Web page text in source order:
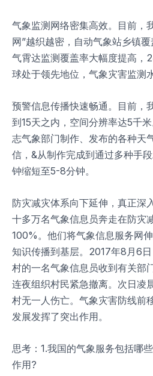
气象监测网络密集高效。目前，
网”越织越密，自动气象站乡镇
气霄达监测覆盖率大幅度提高，
球处于领先地位，气象灾害监测
预警信息传播快速畅通。目前，
到15天之内，空间分辨率达5千
志气象部门制作、发布的各种天
信，&从制作完成到通过多种手
钟缩短至5-8分钟。
防灾减灾体系向下延伸，真正深
十多万名气象信息员奔走在防灾
100%。他们将气象信息服务网
知识传播到基层。2017年8月6
村的一名气象信息员收到有关部
连夜组织村民紧急撤离。次日凌
村无一人伤亡。气象灾害防线前
发展发挥了突出作用。
思考：1.我国的气象服务包括哪
作用?